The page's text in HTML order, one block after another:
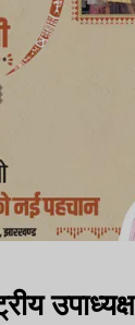
उपाध्यक्ष